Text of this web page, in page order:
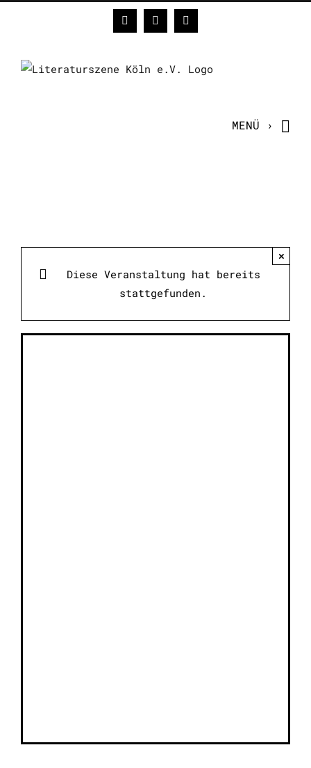
FacebookInstagram
E-
Mail
Diese Veranstaltung hat bereits
stattgefunden.
×